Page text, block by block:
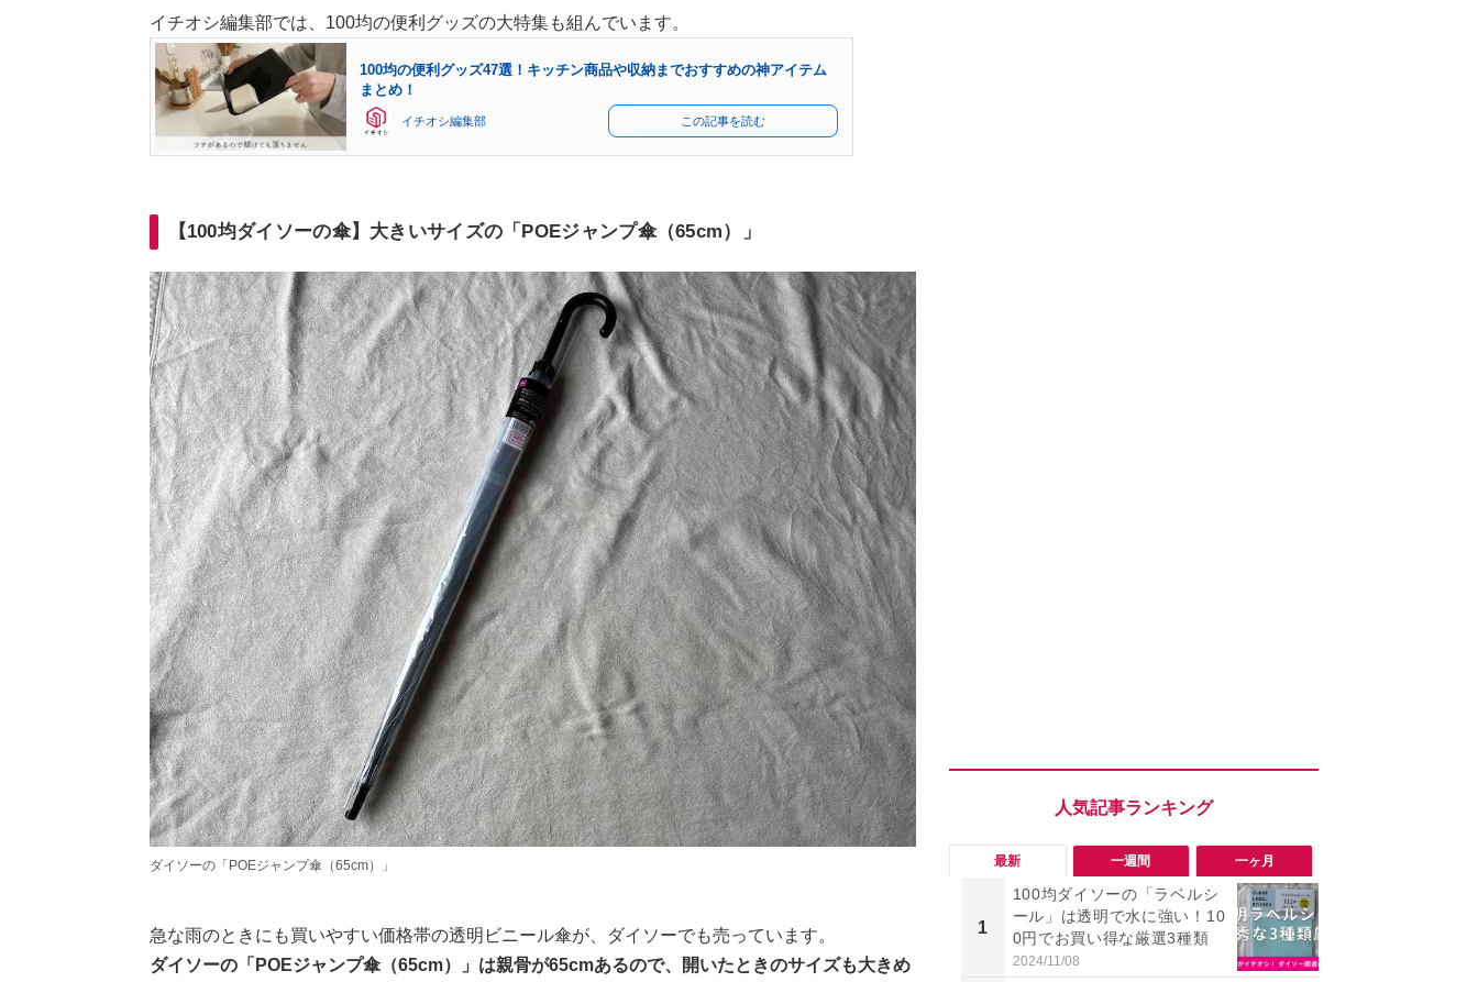
イチオシ編集部では、100均の便利グッズの大特集も組んでいます。
100均の便利グッズ47選！キッチン商品や収納までおすすめの神アイテム
まとめ！
イチオシ編集部 この記事を読む
【100均ダイソーの傘】大きいサイズの「POEジャンプ傘（65cm）」
ダイソーの「POEジャンプ傘（65cm）」
急な雨のときにも買いやすい価格帯の透明ビニール傘が、ダイソーでも売っています。
ダイソーの「POEジャンプ傘（65cm）」は親骨が65cmあるので、開いたときのサイズも大きめ
最新 一週間 一ヶ月
1
100均ダイソーの「ラベルシ
ール」は透明で水に強い！10
0円でお買い得な厳選3種類
2024/11/08